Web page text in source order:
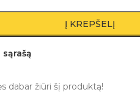
Į KREPŠELĮ
dabar žiūri šį produktą!